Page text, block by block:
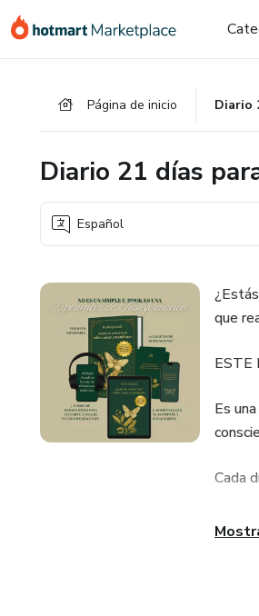
Página de inicio
Diario 21 días
Español
que
ESTE
Es
Cada
Una